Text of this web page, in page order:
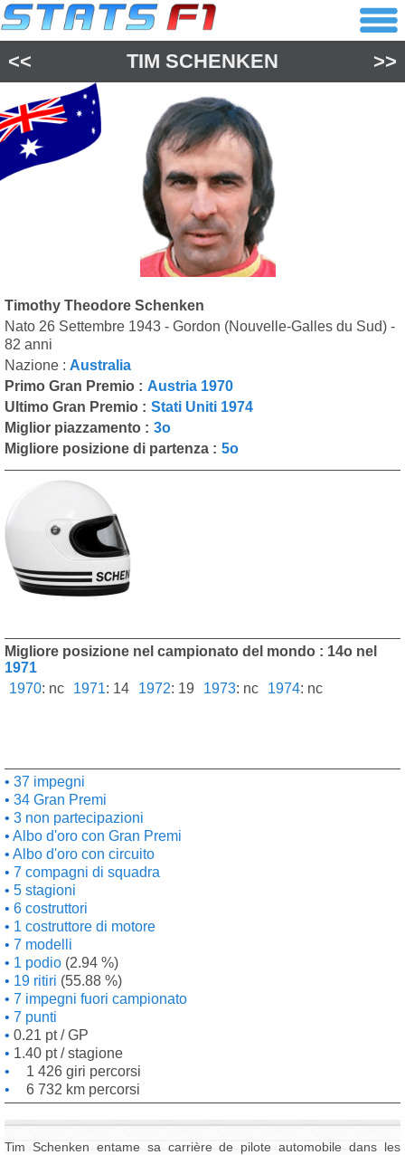
<< TIM SCHENKEN >>
Timothy Theodore Schenken
Nato 26 Settembre 1943 - Gordon (Nouvelle-Galles du Sud) -
82 anni
Nazione : Australia
Primo Gran Premio : Austria 1970
Ultimo Gran Premio : Stati Uniti 1974
Miglior piazzamento : 3o
Migliore posizione di partenza : 5o
Migliore posizione nel campionato del mondo : 14o nel
1971
1970: nc 1971: 14 1972: 19 1973: nc 1974: nc
37 impegni
34 Gran Premi
3 non partecipazioni
Albo d'oro con Gran Premi
Albo d'oro con circuito
7 compagni di squadra
5 stagioni
6 costruttori
1 costruttore di motore
7 modelli
1 podio (2.94 %)
19 ritiri (55.88 %)
7 impegni fuori campionato
7 punti
0.21 pt / GP
1.40 pt / stagione
1 426 giri percorsi
6 732 km percorsi
Tim Schenken entame sa carrière de pilote automobile dans les